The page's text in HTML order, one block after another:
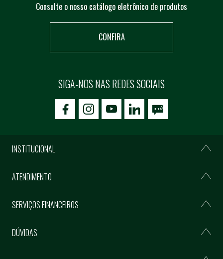
Consulte o nosso catálogo eletrônico de produtos
CONFIRA
SIGA-NOS NAS REDES SOCIAIS
icon-facebookicon-social02icon-social03
INSTITUCIONAL
ATENDIMENTO
SERVIÇOS FINANCEIROS
DÚVIDAS